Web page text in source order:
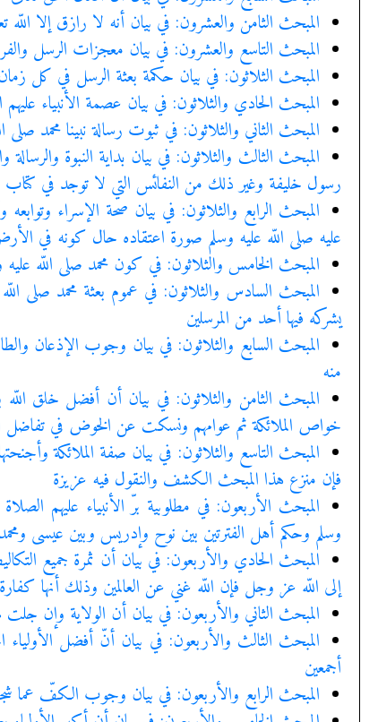
المبحث الثامن والعشرون: في بيان أنه لا رازق إلا اللّه
المبحث التاسع والعشرون: في بيان معجزات الرسل
المبحث الثلاثون: في بيان حكمة بعثة الرسل في كل
المبحث الحادي والثلاثون: في بيان عصمة الأنبياء
المبحث الثاني والثلاثون: في ثبوت رسالة نبينا محمد
المبحث الثالث والثلاثون: في بيان بداية النبوة
رسول خليفة وغير ذلك من النفائس التي لا توجد في كتاب
المبحث الرابع والثلاثون: في بيان صحة الإسراء
عليه صلى اللّه عليه وسلم صورة اعتقاده حال كونه في
المبحث الخامس والثلاثون: في كون محمد صلى اللّه عليه
المبحث السادس والثلاثون: في عموم بعثة محمد صلى
يشركه فيها أحد من المرسلين
المبحث السابع والثلاثون: في بيان وجوب الإذعان
منه
المبحث الثامن والثلاثون: في بيان أن أفضل خلق اللّه
خواص الملائكة ثم عوامهم ونسكت عن الخوض في تفاضل
المبحث التاسع والثلاثون: في بيان صفة الملائكة
فإن منزع هذا المبحث الكشف والنقول فيه عزيزة
المبحث الأربعون: في مطلوبية برّ الأنبياء عليهم
وسلم وحكم أهل الفترتين بين نوح وإدريس وبين عيسى
المبحث الحادي والأربعون: في بيان أن ثمرة جميع
إلى اللّه عز وجل فإن اللّه غني عن العالمين وذلك أنها
المبحث الثاني والأربعون: في بيان أن الولاية وإن
المبحث الثالث والأربعون: في بيان أنّ أفضل الأولياء
أجمعين
المبحث الرابع والأربعون: في بيان وجوب الكفّ عما